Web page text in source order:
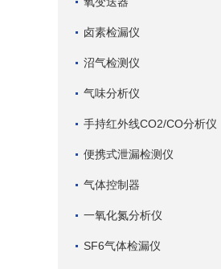
卤素检漏仪
沼气检测仪
气味分析仪
手持红外线CO2/CO分析仪
便携式泄漏检测仪
气体控制器
一氧化氮分析仪
SF6气体检漏仪